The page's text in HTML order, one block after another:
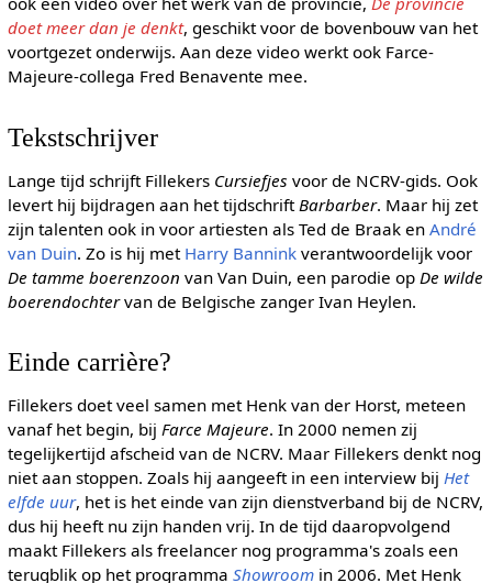
doet meer dan je denkt, geschikt voor de bovenbouw van het
voortgezet onderwijs. Aan deze video werkt ook Farce-
Majeure-collega Fred Benavente mee.
Tekstschrijver
Lange tijd schrijft Fillekers Cursiefjes voor de NCRV-gids. Ook
levert hij bijdragen aan het tijdschrift Barbarber. Maar hij zet
zijn talenten ook in voor artiesten als Ted de Braak en André
van Duin. Zo is hij met Harry Banninkverantwoordelijk voor
De tamme boerenzoon van Van Duin, een parodie op De wilde
boerendochtervan de Belgische zanger Ivan Heylen.
Einde carrière?
Fillekers doet veel samen met Henk van der Horst, meteen
vanaf het begin, bij Farce Majeure. In 2000 nemen zij
tegelijkertijd afscheid van de NCRV. Maar Fillekers denkt nog
niet aan stoppen. Zoals hij aangeeft in een interview bij Het
elfde uur, het is het einde van zijn dienstverband bij de NCRV,
dus hij heeft nu zijn handen vrij. In de tijd daaropvolgend
maakt Fillekers als freelancer nog programma's zoals een
terugblik op het programma Showroomin 2006. Met Henk